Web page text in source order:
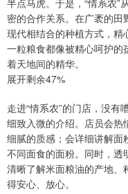
半点马虎。于是，“情系农”
密的合作关系。在广袤的
现代相结合的种植方式，
一粒粮食都像被精心呵护的
着天地间的精华。
展开剩余47%
走进“情系农”的门店，没有
细致入微的介绍。店员会热
细腻的质感；会详细讲解
不同面食的面粉。同时，
清晰了解米面粮油的产地
得安心、放心。